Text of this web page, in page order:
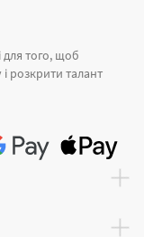
для того, щоб
розкрити талант